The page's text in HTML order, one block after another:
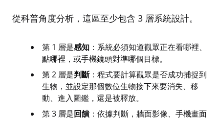
從科普角度分析，這區至少包含 3 層系統設計。
第 1 層是感知 ：系統必須知道觀眾正在看哪裡、
點哪裡，或手機鏡頭對準哪個目標。
第 2 層是判斷：程式要計算觀眾是否成功捕捉到
生物，並設定那個數位生物接下來要消失、移
動、進入圖鑑，還是被釋放。
第 3 層是回饋：依據判斷，牆面影像、手機畫面